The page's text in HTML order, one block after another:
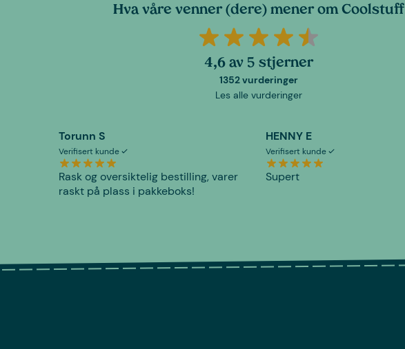
Hva våre venner (dere) mener om Coolstuff
4,6 av 5 stjerner
1352 vurderinger
Les alle vurderinger
Torunn S
Verifisert kunde
Rask og oversiktelig bestilling, varer
raskt på plass i pakkeboks!
HENNY E
Verifisert kunde
Supert